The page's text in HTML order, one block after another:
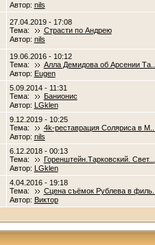
Автор: nils
27.04.2019 - 17:08
Тема:
Страсти по Андрею
Автор: nils
19.06.2016 - 10:12
Тема:
Алла Демидова об Арсении Та...
Автор: Eugen
5.09.2014 - 11:31
Тема:
Банионис
Автор: LGklen
9.12.2019 - 10:25
Тема:
4k-реставрация Соляриса в М...
Автор: nils
6.12.2018 - 00:13
Тема:
Горенштейн.Тарковский. Свет...
Автор: LGklen
4.04.2016 - 19:18
Тема:
Сцена съёмок Рублева в филь...
Автор: Виктор